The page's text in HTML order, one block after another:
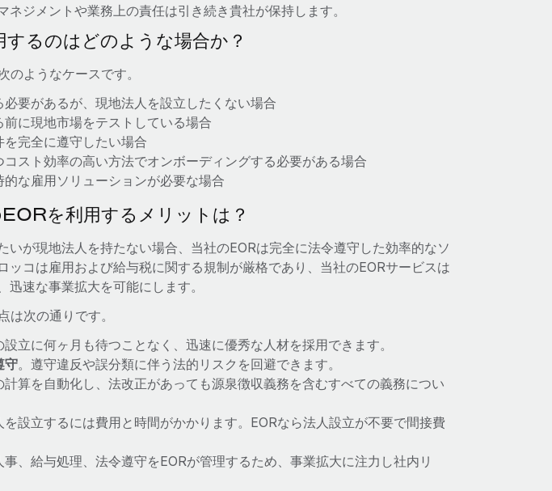
ネジメントや業務上の責任は引き続き貴社が保持します。
るのはどのような場合か？
のようなケースです。
要があるが、現地法人を設立したくない場合
に現地市場をテストしている場合
完全に遵守したい場合
スト効率の高い方法でオンボーディングする必要がある場合
な雇用ソリューションが必要な場合
を利用するメリットは？
いが現地法人を持たない場合、当社のEORは完全に法令遵守した効率的なソ
ッコは雇用および給与税に関する規制が厳格であり、当社のEORサービスは
速な事業拡大を可能にします。
は次の通りです。
立に何ヶ月も待つことなく、迅速に優秀な人材を採用できます。
守。遵守違反や誤分類に伴う法的リスクを回避できます。
計算を自動化し、法改正があっても源泉徴収義務を含むすべての義務につい
設立するには費用と時間がかかります。EORなら法人設立が不要で間接費
事、給与処理、法令遵守をEORが管理するため、事業拡大に注力し社内リ